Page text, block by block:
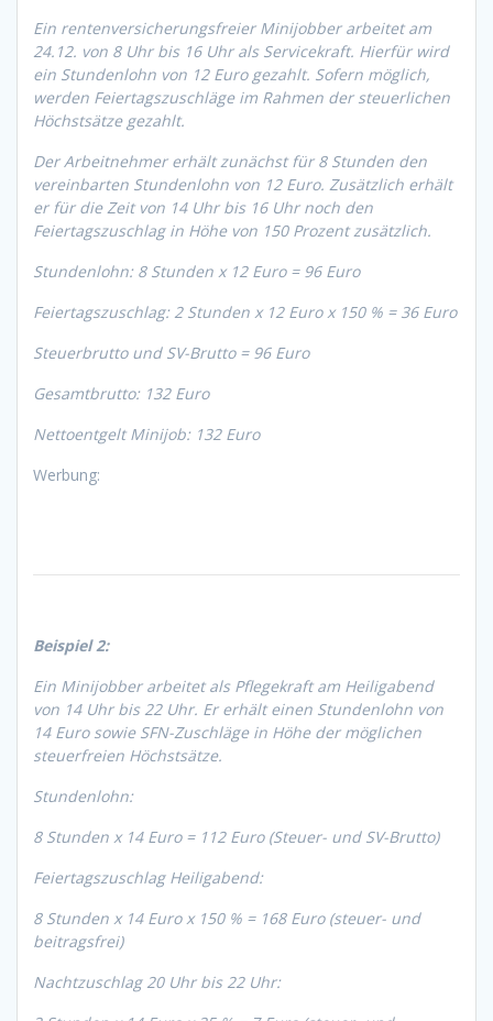
Ein rentenversicherungsfreier Minijobber arbeitet am
24.12. von 8 Uhr bis 16 Uhr als Servicekraft. Hierfür wird
ein Stundenlohn von 12 Euro gezahlt. Sofern möglich,
werden Feiertagszuschläge im Rahmen der steuerlichen
Höchstsätze gezahlt.
Der Arbeitnehmer erhält zunächst für 8 Stunden den
vereinbarten Stundenlohn von 12 Euro. Zusätzlich erhält
er für die Zeit von 14 Uhr bis 16 Uhr noch den
Feiertagszuschlag in Höhe von 150 Prozent zusätzlich.
Stundenlohn: 8 Stunden x 12 Euro = 96 Euro
Feiertagszuschlag: 2 Stunden x 12 Euro x 150 % = 36 Euro
Steuerbrutto und SV-Brutto = 96 Euro
Gesamtbrutto: 132 Euro
Nettoentgelt Minijob: 132 Euro
Werbung:
Beispiel 2:
Ein Minijobber arbeitet als Pflegekraft am Heiligabend
von 14 Uhr bis 22 Uhr. Er erhält einen Stundenlohn von
14 Euro sowie SFN-Zuschläge in Höhe der möglichen
steuerfreien Höchstsätze.
Stundenlohn:
8 Stunden x 14 Euro = 112 Euro (Steuer- und SV-Brutto)
Feiertagszuschlag Heiligabend:
8 Stunden x 14 Euro x 150 % = 168 Euro (steuer- und
beitragsfrei)
Nachtzuschlag 20 Uhr bis 22 Uhr: